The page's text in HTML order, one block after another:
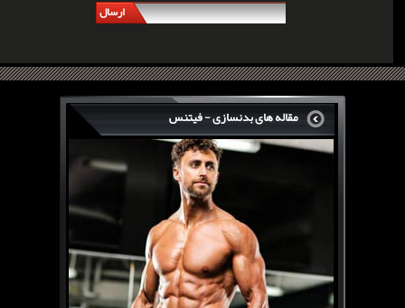
ارسال
مقاله های بدنسازی - فیتنس
سرگی کنستانس چگونه بر روی بازو های فوق العاده...
روش های افزایش پیک بازو
فارماتون چیست؟
کلن بوترول Clenbuterol
CJC1295 | سی جی سی 1295